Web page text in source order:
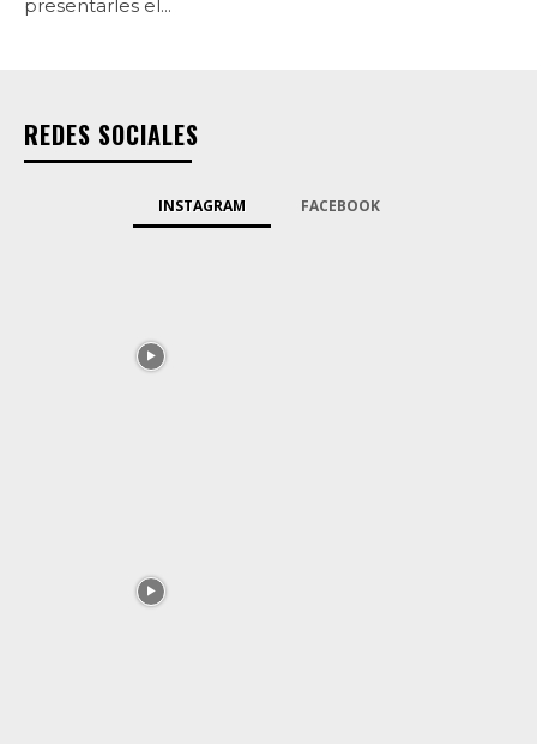
presentarles el...
REDES SOCIALES
INSTAGRAM FACEBOOK